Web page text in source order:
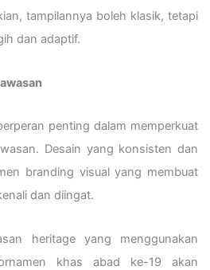
tampilannya boleh klasik, tetapi
dan adaptif.
penting dalam memperkuat
Desain yang konsisten dan
branding visual yang membuat
dan diingat.
heritage yang menggunakan
khas abad ke-19 akan